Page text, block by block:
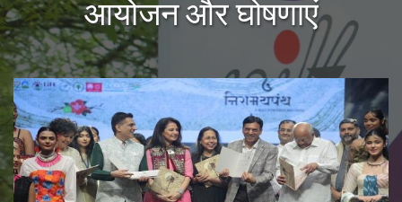
आयोजन और घोषणाएं